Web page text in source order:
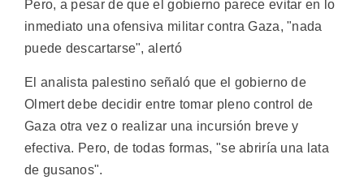
Pero, a pesar de que el gobierno parece evitar en lo
inmediato una ofensiva militar contra Gaza, "nada
puede descartarse", alertó
El analista palestino señaló que el gobierno de
Olmert debe decidir entre tomar pleno control de
Gaza otra vez o realizar una incursión breve y
efectiva. Pero, de todas formas, "se abriría una lata
de gusanos".